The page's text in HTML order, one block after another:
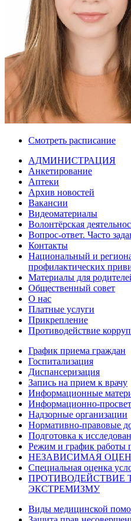
Смотреть расписание
АДМИНИСТРАЦИЯ
Анкетирование
Аптеки
Архив новостей
Вакансии
Видеоматериалы
Волонтёрская
Вопрос-ответ. Часто
Контакты
Национальный и
профилактических
Материалы для
Общественный совет
О нас
Платные услуги
Прикрепление
Противодействие
График приема граждан
Госпитализация
Диспансеризация
Запись на прием к врачу
Информационные
Информационно-
Надзорные организации
Нормативно-правовые
Подготовка к
Режим и график работы
НЕЗАВИСИМАЯ
Специальная оценка
ПРОТИВОДЕЙСТВИЕ
ЭКСТРЕМИЗМУ
Виды медицинской